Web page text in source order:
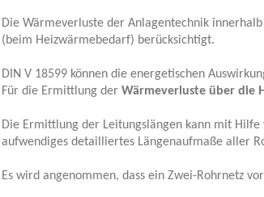
Die Wärmeverluste der Anlagentechnik
(beim Heizwärmebedarf) berücksichtigt.
DIN V 18599 können die energetischen
Für die Ermittlung der Wärmeverluste über die
Die Ermittlung der Leitungslängen kann mit
aufwendiges detailliertes Längenaufmaße aller
Es wird angenommen, dass ein Zwei-Rohrnetz